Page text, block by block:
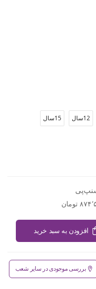
12سال 15سال
افزودن به سبد خرید
بررسی موجودی در سایر شعب